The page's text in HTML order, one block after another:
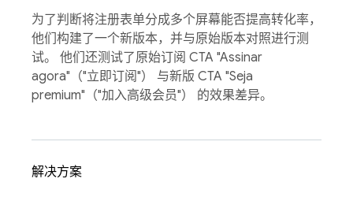
为了判断将注册表单分成多个屏幕能否提高转化率，
他们构建了一个新版本，并与原始版本对照进行测
试。 他们还测试了原始订阅 CTA "Assinar
agora"（"立即订阅"） 与新版 CTA "Seja
premium"（"加入高级会员"） 的效果差异。
解决方案